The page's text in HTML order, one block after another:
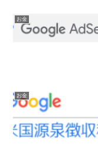
お金
お金